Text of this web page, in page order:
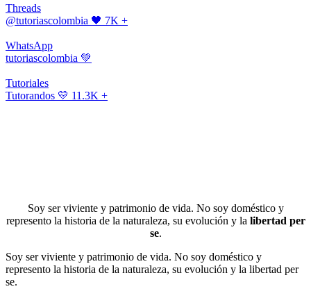
Threads
@tutoriascolombia 🖤 7K +
WhatsApp
tutoriascolombia 💚
Tutoriales
Tutorandos 💛 11.3K +
Soy ser viviente y patrimonio de vida. No soy doméstico y
represento la historia de la naturaleza, su evolución y la libertad per
se.
Soy ser viviente y patrimonio de vida. No soy doméstico y
represento la historia de la naturaleza, su evolución y la libertad per
se.